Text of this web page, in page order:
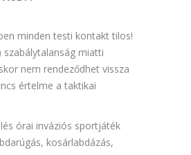
minden testi kontakt tilos!
szabálytalanság miatti
nem rendeződhet vissza
értelme a taktikai
órai inváziós sportjáték
kosárlabdázás,